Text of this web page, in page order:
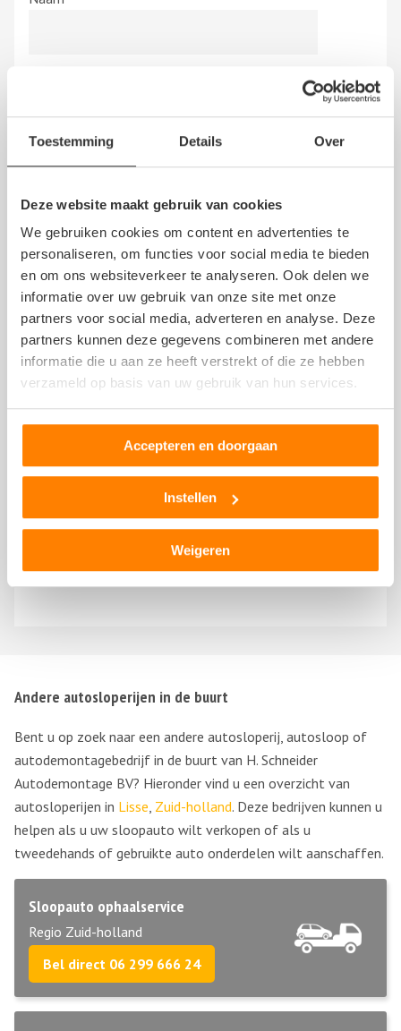
Toestemming Details Over
Deze website maakt gebruik van cookies
We gebruiken cookies om content en advertenties te
personaliseren, om functies voor social media te bieden
en om ons websiteverkeer te analyseren. Ook delen we
informatie over uw gebruik van onze site met onze
partners voor social media, adverteren en analyse. Deze
partners kunnen deze gegevens combineren met andere
informatie die u aan ze heeft verstrekt of die ze hebben
verzameld op basis van uw gebruik van hun services.
Accepteren en doorgaan
Instellen
Weigeren
Hierbij bevestig ik dat de review is gebaseerd op mijn
eigen ervaring en ik heb geen vergoeding en/of andere
giften, direct dan wel indirect, ontvangen van een
persoon dan wel derden, om dit bedrijf te beoordelen.
Op het schrijven van een beoordeling zijn de algemene
voorwaardenen de disclaimervan NoQ B.V. van
overeenkomstige toepassing.
Rico
Andere autosloperijen in de buurt
Bent u op zoek naar een andere autosloperij, autosloop of
autodemontagebedrijf in de buurt van H. Schneider
Autodemontage BV? Hieronder vind u een overzicht van
autosloperijen in Lisse, Zuid-holland. Deze bedrijven kunnen u
helpen als u uw sloopauto wilt verkopen of als u
tweedehands of gebruikte auto onderdelen wilt aanschaffen.
Sloopauto ophaalservice
Regio Zuid-holland
Bel direct 06 299 666 24